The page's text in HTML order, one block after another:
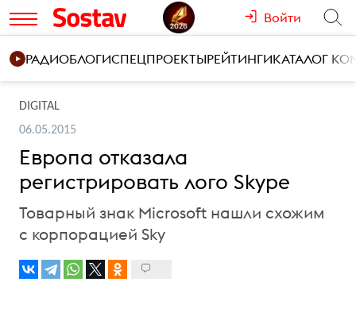
Войти
РАДИОБЛОГИСПЕЦПРОЕКТЫРЕЙТИНГИКАТАЛОГ
DIGITAL
06.05.2015
Европа отказала
регистрировать лого Skype
Товарный знак Microsoft нашли схожим
с корпорацией Sky